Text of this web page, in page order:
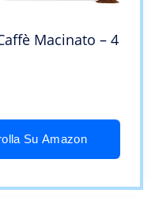
Macinato – 4
Su Amazon